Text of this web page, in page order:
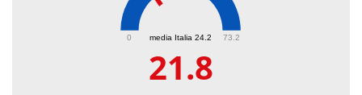
media Italia 24.2
0 73.2
21.8